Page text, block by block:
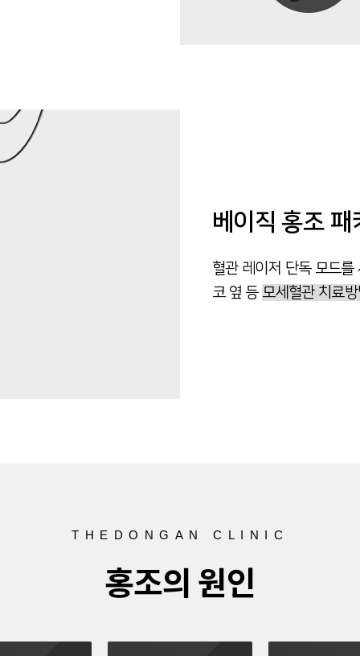
베이직 홍조 패
혈관 레이저 단독 모드
코 옆 등 모세혈관 치료
THEDONGAN CLINIC
홍조의 원인